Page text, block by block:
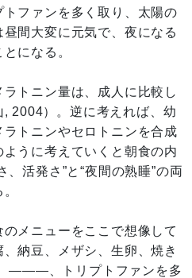
ファンを多く取り、太陽の
間大変に元気で、夜になる
になる。
トニン量は、成人に比較し
2004）。逆に考えれば、幼
トニンやセロトニンを合成
うに考えていくと朝食の内
、活発さ”と“夜間の熟睡”の両
メニューをここで想像して
納豆、メザシ、生卵、焼き
―――、トリプトファンを多